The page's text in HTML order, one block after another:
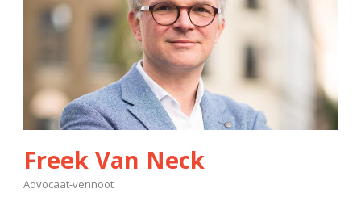
Freek Van Neck
Advocaat-vennoot